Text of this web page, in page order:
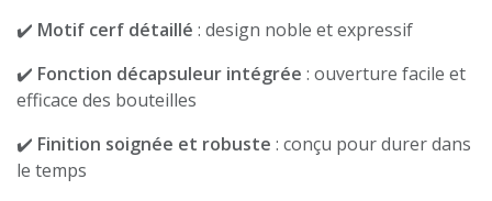
✔️ Motif cerf détaillé : design noble et expressif
✔️ Fonction décapsuleur intégrée : ouverture facile et
efficace des bouteilles
✔️ Finition soignée et robuste : conçu pour durer dans
le temps